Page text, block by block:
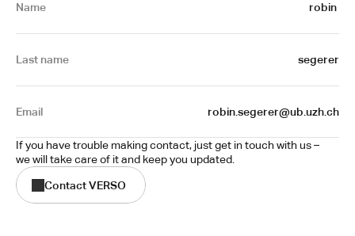
Name robin
Last name segerer
Email robin.segerer@ub.uzh.ch
If you have trouble making contact, just get in touch with us –
we will take care of it and keep you updated.
Contact VERSO